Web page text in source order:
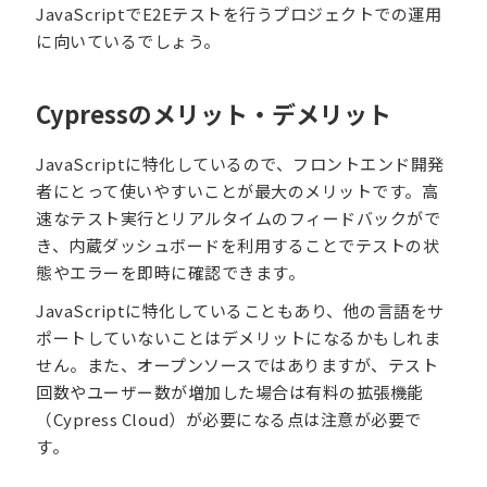
JavaScriptでE2Eテストを行うプロジェクトでの運用
に向いているでしょう。
Cypressのメリット・デメリット
JavaScriptに特化しているので、フロントエンド開発
者にとって使いやすいことが最大のメリットです。高
速なテスト実行とリアルタイムのフィードバックがで
き、内蔵ダッシュボードを利用することでテストの状
態やエラーを即時に確認できます。
JavaScriptに特化していることもあり、他の言語をサ
ポートしていないことはデメリットになるかもしれま
せん。また、オープンソースではありますが、テスト
回数やユーザー数が増加した場合は有料の拡張機能
（Cypress Cloud）が必要になる点は注意が必要で
す。